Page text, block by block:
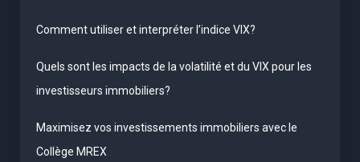
Comment utiliser et interpréter l’indice VIX?
Quels sont les impacts de la volatilité et du VIX pour les
investisseurs immobiliers?
Maximisez vos investissements immobiliers avec le
Collège MREX